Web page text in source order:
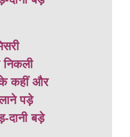
कहीं और
पड़े
बड़े